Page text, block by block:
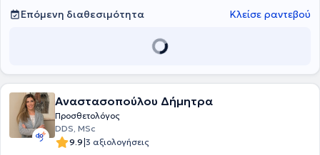
Επόμενη διαθεσιμότητα Κλείσε ραντεβού
Αναστασοπούλου Δήμητρα
Προσθετολόγος
DDS, MSc
9.9|3 αξιολογήσεις